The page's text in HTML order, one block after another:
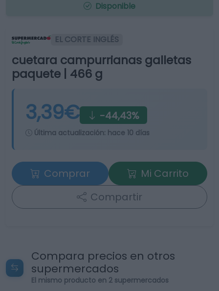
Disponible
EL CORTE INGLÉS
cuetara campurrianas galletas
paquete | 466 g
3,39€ -44,43%
Última actualización: hace 10 días
Comprar
Mi Carrito
Compartir
Compara precios en otros
supermercados
El mismo producto en 2 supermercados